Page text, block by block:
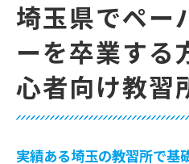
応
教習所以外での実
卒業後のフォロー
ペーパードライバー必
初心者が安心でき
埼玉県でペー
ーを卒業する
心者向け教習
実績ある埼玉の教習所で基